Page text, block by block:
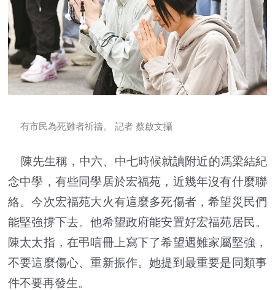
有市民為死難者祈禱。 記者 蔡啟文攝
陳先生稱，中六、中七時候就讀附近的馮梁結紀
念中學，有些同學居於宏福苑，近幾年沒有什麼聯
絡。今次宏福苑大火有這麼多死傷者，希望災民們
能堅強撐下去。他希望政府能安置好宏福苑居民。
陳太太指，在弔唁冊上寫下了希望遇難家屬堅強，
不要這麼傷心、重新振作。她提到最重要是同類事
件不要再發生。